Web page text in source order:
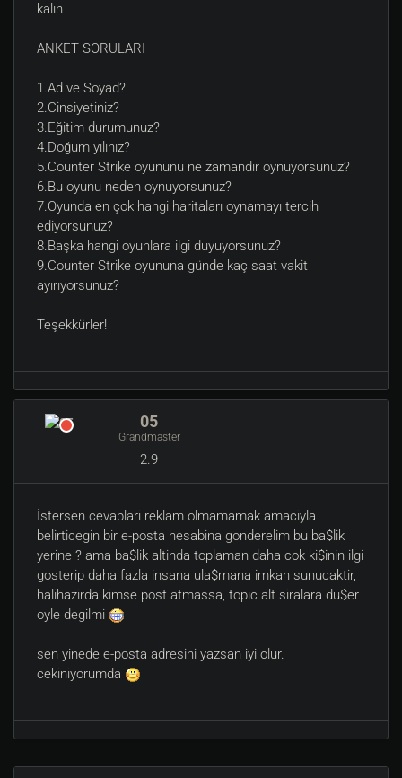
kalın
ANKET SORULARI
1.Ad ve Soyad?
2.Cinsiyetiniz?
3.Eğitim durumunuz?
4.Doğum yılınız?
5.Counter Strike oyununu ne zamandır oynuyorsunuz?
6.Bu oyunu neden oynuyorsunuz?
7.Oyunda en çok hangi haritaları oynamayı tercih
ediyorsunuz?
8.Başka hangi oyunlara ilgi duyuyorsunuz?
9.Counter Strike oyununa günde kaç saat vakit
ayırıyorsunuz?
Teşekkürler!
05
Grandmaster
2.9
İstersen cevaplari reklam olmamamak amaciyla
belirticegin bir e-posta hesabina gonderelim bu ba$lik
yerine ? ama ba$lik altinda toplaman daha cok ki$inin ilgi
gosterip daha fazla insana ula$mana imkan sunucaktir,
halihazirda kimse post atmassa, topic alt siralara du$er
oyle degilmi
sen yinede e-posta adresini yazsan iyi olur.
cekiniyorumda